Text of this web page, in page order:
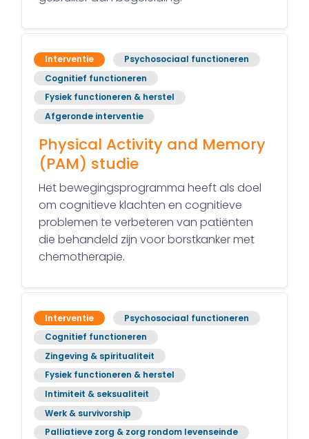
Interventie
Psychosociaal functioneren
Cognitief functioneren
Fysiek functioneren & herstel
Afgeronde interventie
Physical Activity and Memory
(PAM) studie
Het bewegingsprogramma heeft als doel
om cognitieve klachten en cognitieve
problemen te verbeteren van patiënten
die behandeld zijn voor borstkanker met
chemotherapie.
Interventie
Psychosociaal functioneren
Cognitief functioneren
Zingeving & spiritualiteit
Fysiek functioneren & herstel
Intimiteit & seksualiteit
Werk & survivorship
Palliatieve zorg & zorg rondom levenseinde